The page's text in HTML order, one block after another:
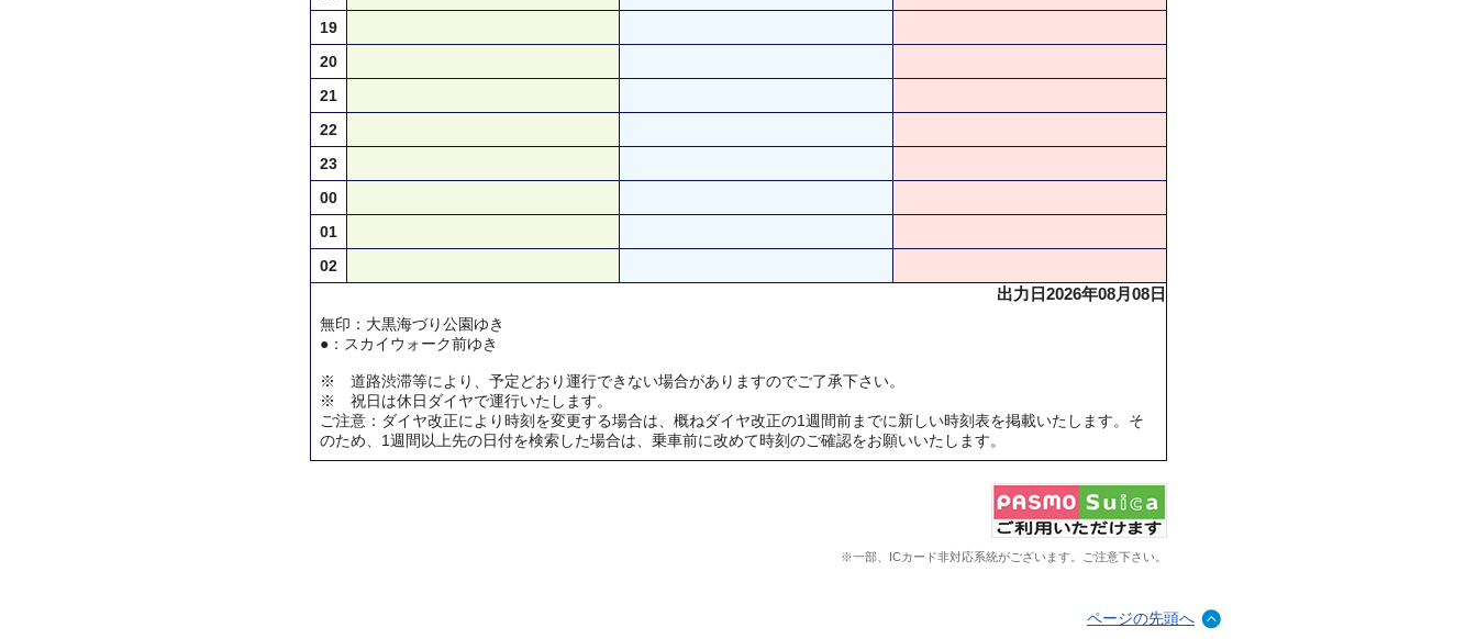
19
20
21
22
23
00
01
02
出力日2026年08月08日
無印：大黒海づり公園ゆき
●：スカイウォーク前ゆき
※ 道路渋滞等により、予定どおり運行できない場合がありますのでご了承下さい。
※ 祝日は休日ダイヤで運行いたします。
ご注意：ダイヤ改正により時刻を変更する場合は、概ねダイヤ改正の1週間前までに新しい時刻表を掲載いたします。そ
のため、1週間以上先の日付を検索した場合は、乗車前に改めて時刻のご確認をお願いいたします。
※一部、ICカード非対応系統がございます。ご注意下さい。
ページの先頭へ